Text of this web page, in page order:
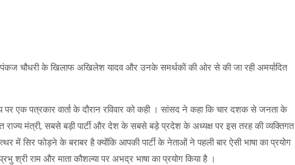
पंकज चौधरी के खिलाफ अखिलेश यादव और उनके समर्थकाें की ओर से की जा रही अमर्यादित
एक पत्रकार वार्ता के दौरान रविवार को कही । सांसद ने कहा कि चार दशक से जनता के
राज्य मंत्री, सबसे बड़ी पार्टी और देश के सबसे बड़े प्रदेश के अध्यक्ष पर इस तरह की व्यक्तिगत
में सिर फोड़ने के बराबर है क्योंकि आपकी पार्टी के नेताओं ने पहली बार ऐसी भाषा का प्रयोग
श्री राम और माता कौशल्या पर अभद्र भाषा का प्रयोग किया है ।